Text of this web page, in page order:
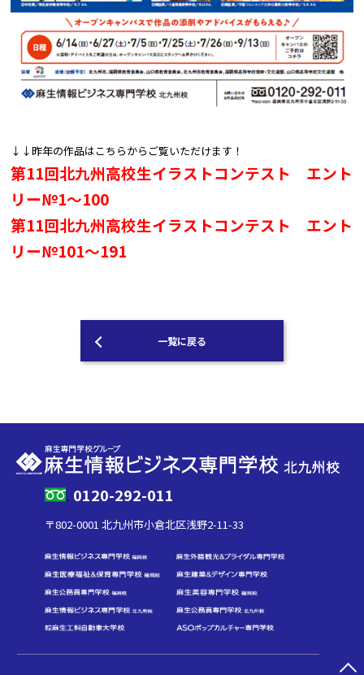
↓↓昨年の作品はこちらからご覧いただけます！
第11回北九州高校生イラストコンテスト エント
リー№1～100
第11回北九州高校生イラストコンテスト エント
リー№101～191
一覧に戻る
0120-292-011
〒802-0001 北九州市小倉北区浅野2-11-33